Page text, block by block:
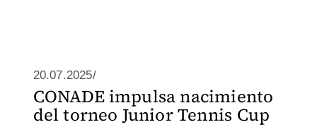
20.07.2025/
CONADE impulsa nacimiento
del torneo Junior Tennis Cup